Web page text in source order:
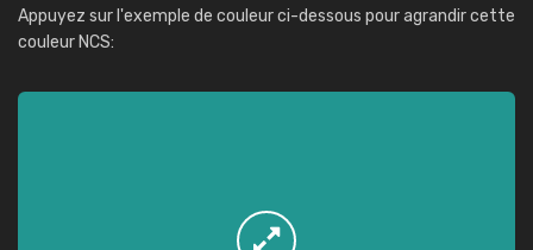
Appuyez sur l'exemple de couleur ci-dessous pour agrandir cette
couleur NCS: